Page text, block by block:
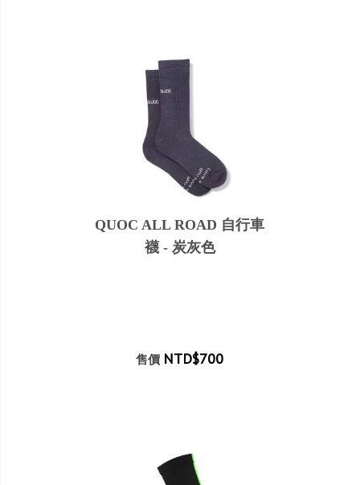
QUOC ALL ROAD 自行車
襪 - 炭灰色
售價 NTD$700